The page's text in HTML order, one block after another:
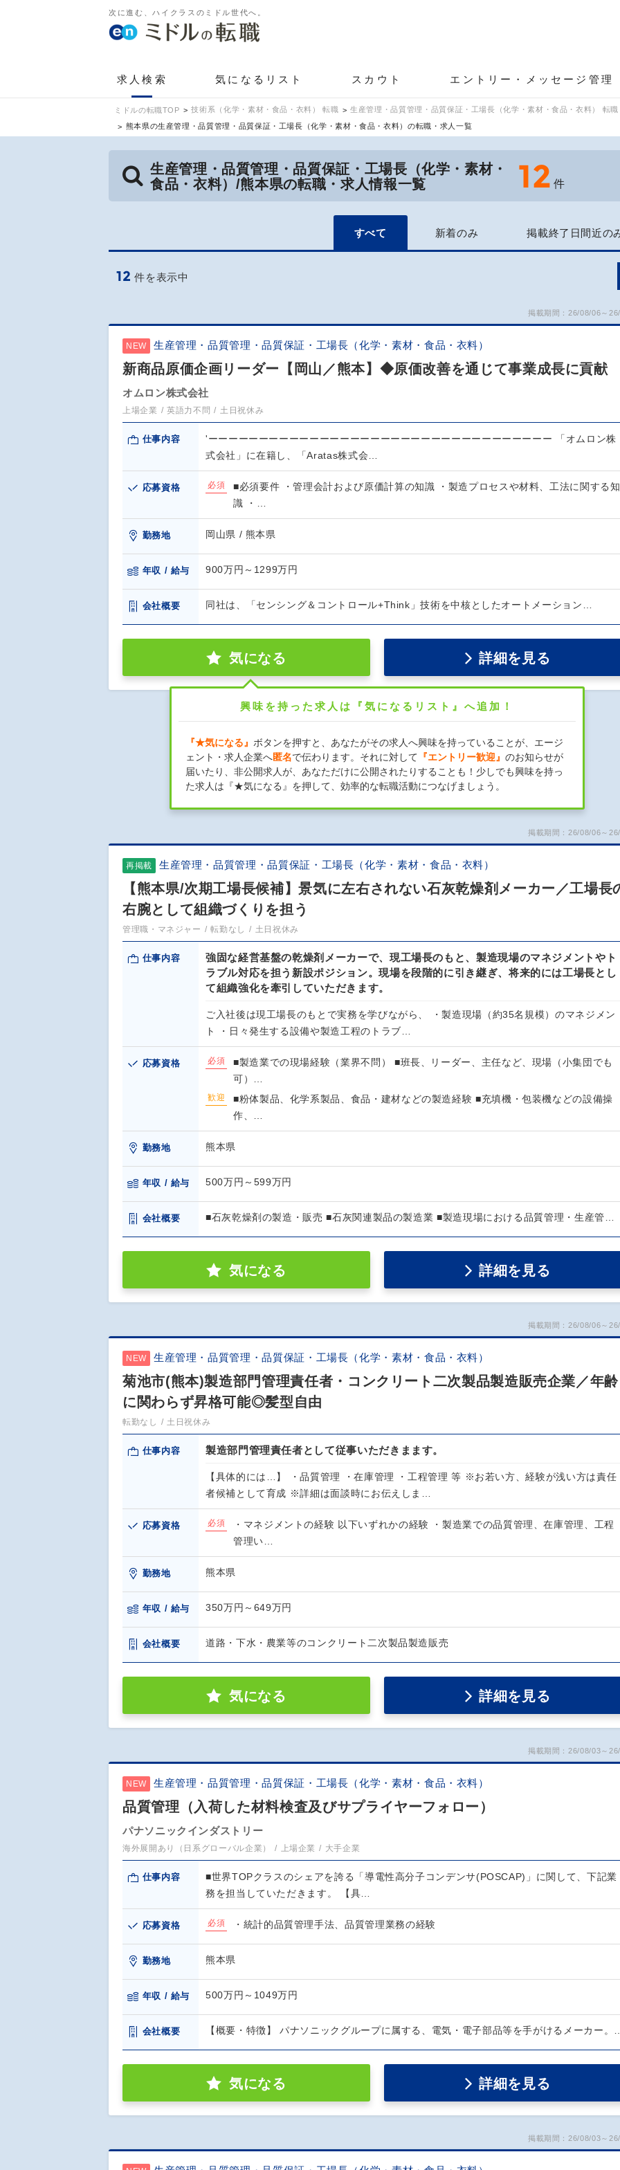
次に進む、ハイクラスのミドル世代へ。
求人検索 気になるリスト スカウト エントリー・メッセージ管理
ミドルの転職TOP 技術系（化学・素材・食品・衣料） 転職
生産管理・品質管理・品質保証・工場長（化学・素材・食品・衣料） 転職
熊本県の生産管理・品質管理・品質保証・工場長（化学・素材・食品・衣料）の転職・求人一覧
生産管理・品質管理・品質保証・工場長（化学・素材・
食品・衣料）/熊本県の転職・求人情報一覧
12 件
すべて 新着のみ 掲載終了日間近の
12 件を表示中
掲載期間：26/08/06～
NEW 生産管理・品質管理・品質保証・工場長（化学・素材・食品・衣料）
新商品原価企画リーダー【岡山／熊本】◆原価改善を通じて事業成長に貢献
オムロン株式会社
上場企業 英語力不問 土日祝休み
仕事内容
'ーーーーーーーーーーーーーーーーーーーーーーーーーーーーーーーーーー 「オムロン株
式会社」に在籍し、「Aratas株式会…
応募資格 必須
■必須要件 ・管理会計および原価計算の知識 ・製造プロセスや材料、工法に関する知
識 ・…
勤務地 岡山県 / 熊本県
年収 / 給与 900万円～1299万円
会社概要 同社は、「センシング＆コントロール+Think」技術を中核としたオートメーション…
気になる 詳細を見る
興味を持った求人は『気になるリスト』へ追加！
『★気になる』 ボタンを押すと、あなたがその求人へ興味を持っていることが、エージ
ェント・求人企業へ匿名で伝わります。それに対して 『エントリー歓迎』 のお知らせが
届いたり、非公開求人が、あなただけに公開されたりすることも！少しでも興味を持っ
た求人は『★気になる』を押して、効率的な転職活動につなげましょう。
掲載期間：26/08/06～
再掲載 生産管理・品質管理・品質保証・工場長（化学・素材・食品・衣料）
【熊本県/次期工場長候補】景気に左右されない石灰乾燥剤メーカー／工場長
右腕として組織づくりを担う
管理職・マネジャー 転勤なし 土日祝休み
仕事内容
強固な経営基盤の乾燥剤メーカーで、現工場長のもと、製造現場のマネジメントやト
ラブル対応を担う新設ポジション。現場を段階的に引き継ぎ、将来的には工場長とし
て組織強化を牽引していただきます。
ご入社後は現工場長のもとで実務を学びながら、 ・製造現場（約35名規模）のマネジメン
ト ・日々発生する設備や製造工程のトラブ…
応募資格 必須
■製造業での現場経験（業界不問） ■班長、リーダー、主任など、現場（小集団でも
可）…
歓迎
■粉体製品、化学系製品、食品・建材などの製造経験 ■充填機・包装機などの設備操
作、…
勤務地 熊本県
年収 / 給与 500万円～599万円
会社概要 ■石灰乾燥剤の製造・販売 ■石灰関連製品の製造業 ■製造現場における品質管理・生産管…
気になる 詳細を見る
掲載期間：26/08/06～
NEW 生産管理・品質管理・品質保証・工場長（化学・素材・食品・衣料）
菊池市(熊本)製造部門管理責任者・コンクリート二次製品製造販売企業／年齢
に関わらず昇格可能◎髪型自由
転勤なし 土日祝休み
仕事内容 製造部門管理責任者として従事いただきまます。
【具体的には…】 ・品質管理 ・在庫管理 ・工程管理 等 ※お若い方、経験が浅い方は責任
者候補として育成 ※詳細は面談時にお伝えしま…
応募資格 必須
・マネジメントの経験 以下いずれかの経験 ・製造業での品質管理、在庫管理、工程
管理い…
勤務地 熊本県
年収 / 給与 350万円～649万円
会社概要 道路・下水・農業等のコンクリート二次製品製造販売
気になる 詳細を見る
掲載期間：26/08/03～
NEW 生産管理・品質管理・品質保証・工場長（化学・素材・食品・衣料）
品質管理（入荷した材料検査及びサプライヤーフォロー）
パナソニックインダストリー
海外展開あり（日系グローバル企業） 上場企業 大手企業
仕事内容
■世界TOPクラスのシェアを誇る「導電性高分子コンデンサ(POSCAP)」に関して、下記業
務を担当していただきます。 【具…
応募資格 必須 ・統計的品質管理手法、品質管理業務の経験
勤務地 熊本県
年収 / 給与 500万円～1049万円
会社概要 【概要・特徴】 パナソニックグループに属する、電気・電子部品等を手がけるメーカー。…
気になる 詳細を見る
掲載期間：26/08/03～